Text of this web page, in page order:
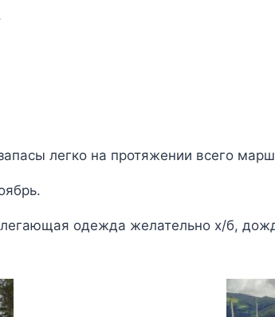
легко на протяжении всего
одежда желательно х/б,